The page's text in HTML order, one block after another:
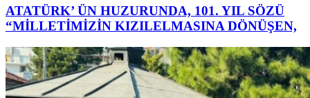
ATATÜRK’ ÜN HUZURUNDA, 101. YIL SÖZÜ
“MİLLETİMİZİN KIZILELMASINA DÖNÜŞEN,